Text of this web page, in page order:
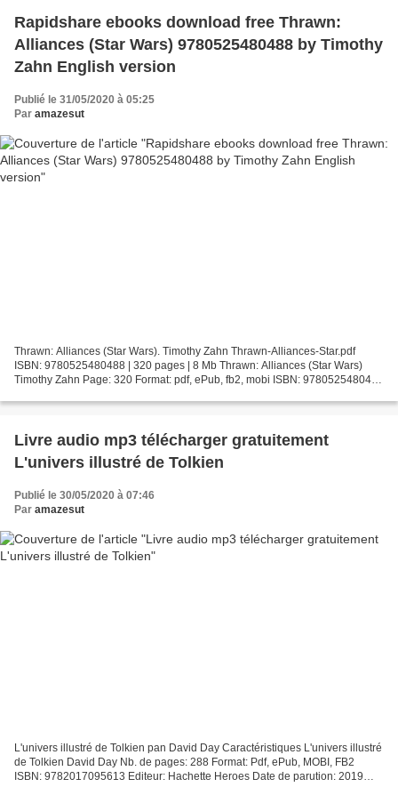
Rapidshare ebooks download free Thrawn:
Alliances (Star Wars) 9780525480488 by Timothy
Zahn English version
Publié le 31/05/2020 à 05:25
Par amazesut
Thrawn: Alliances (Star Wars). Timothy Zahn Thrawn-Alliances-Star.pdf
ISBN: 9780525480488 | 320 pages | 8 Mb Thrawn: Alliances (Star Wars)
Timothy Zahn Page: 320 Format: pdf, ePub, fb2, mobi ISBN: 9780525480488
Livre audio mp3 télécharger gratuitement
L'univers illustré de Tolkien
Publié le 30/05/2020 à 07:46
Par amazesut
L'univers illustré de Tolkien pan David Day Caractéristiques L'univers illustré
de Tolkien David Day Nb. de pages: 288 Format: Pdf, ePub, MOBI, FB2
ISBN: 9782017095613 Editeur: Hachette Heroes Date de parution: 2019